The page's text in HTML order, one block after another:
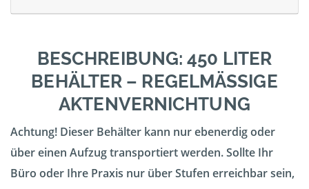
BESCHREIBUNG: 450 LITER
BEHÄLTER – REGELMÄSSIGE A
KTENVERNICHTUNG
Achtung! Dieser Behälter kann nur ebenerdig oder
über einen Aufzug transportiert werden. Sollte Ihr
Büro oder Ihre Praxis nur über Stufen erreichbar sein,